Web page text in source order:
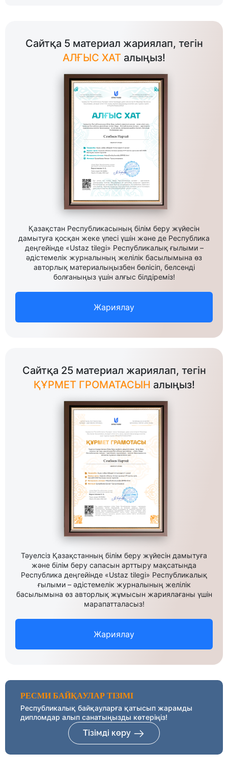
Сайтқа 5 материал жариялап, тегін
АЛҒЫС ХАТ алыңыз!
Қазақстан Республикасының білім беру жүйесін
дамытуға қосқан жеке үлесі үшін және де Республика
деңгейінде «Ustaz tilegi» Республикалық ғылыми –
әдістемелік журналының желілік басылымына өз
авторлық материалыңызбен бөлісіп, белсенді
болғаныңыз үшін алғыс білдіреміз!
Жариялау
Сайтқа 25 материал жариялап, тегін
ҚҰРМЕТ ГРОМАТАСЫН алыңыз!
Тәуелсіз Қазақстанның білім беру жүйесін дамытуға
және білім беру сапасын арттыру мақсатында
Республика деңгейінде «Ustaz tilegi» Республикалық
ғылыми – әдістемелік журналының желілік
басылымына өз авторлық жұмысын жариялағаны үшін
марапатталасыз!
Жариялау
РЕСМИ БАЙҚАУЛАР ТІЗІМІ
Республикалық байқауларға қатысып жарамды
дипломдар алып санатыңызды көтеріңіз!
Тізімді көру